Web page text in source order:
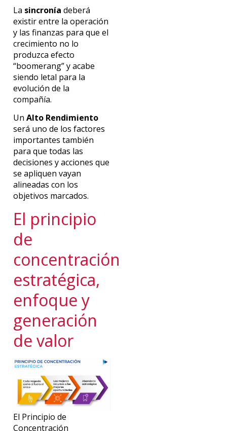
La sincronía deberá
existir entre la operación
y las finanzas para que el
crecimiento no lo
produzca efecto
“boomerang” y acabe
siendo letal para la
evolución de la
compañía.
Un Alto Rendimiento
será uno de los factores
importantes también
para que todas las
decisiones y acciones que
se apliquen vayan
alineadas con los
objetivos marcados.
El principio
de
concentración
estratégica,
enfoque y
generación
de valor
El Principio de
Concentración